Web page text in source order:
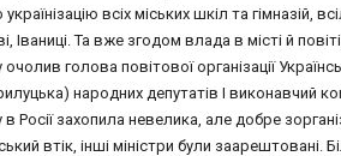
всіх міських шкіл та гімназій,
Іваниці. Та вже згодом влада в місті й
голова повітової організації
народних депутатів І виконавчий
захопила невелика, але добре
втік, інші міністри були заарештовані.